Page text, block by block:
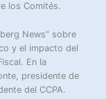
los Comités.
News” sobre
y el impacto del
En la
presidente de
del CCPA.